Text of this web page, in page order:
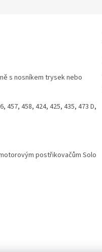
s nosníkem trysek nebo
457, 458, 424, 425, 435, 473 D,
postřikovačům Solo